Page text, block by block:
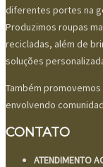
diferentes portes na
Produzimos roupas
recicladas, além de
soluções
Também
envolvendo
CONTATO
ATENDIMENTO